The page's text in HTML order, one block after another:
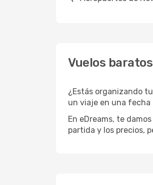
Vuelos
¿Estás organizando
un viaje en una
En eDreams, te
partida y los precios,